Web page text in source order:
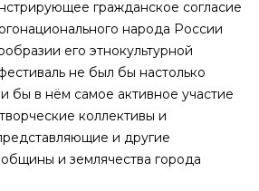
гражданское согласие
народа России
его этнокультурной
не был бы настолько
бы в нём самое активное участие
коллективы и
и другие
и землячества города